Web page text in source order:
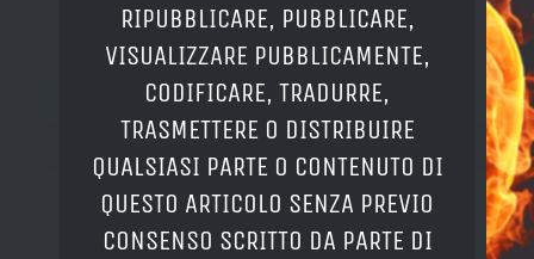
RIPUBBLICARE, PUBBLICARE,
VISUALIZZARE PUBBLICAMENTE,
CODIFICARE, TRADURRE,
TRASMETTERE O DISTRIBUIRE
QUALSIASI PARTE O CONTENUTO DI
QUESTO ARTICOLO SENZA PREVIO
CONSENSO SCRITTO DA PARTE DI